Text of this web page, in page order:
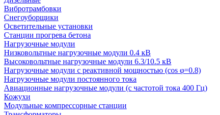
Вибротрамбовки
Снегоуборщики
Осветительные установки
Станции прогрева бетона
Нагрузочные модули
Низковольтные нагрузочные модули 0.4 кВ
Высоковольтные нагрузочные модули 6.3/10.5 кВ
Нагрузочные модули с реактивной мощностью (cos φ=0.8)
Нагрузочные модули постоянного тока
Авиационные нагрузочные модули (с частотой тока 400 Гц)
Кожухи
Модульные компрессорные станции